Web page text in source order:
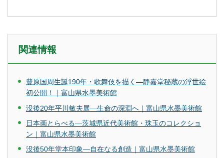
関連情報
豊原国周生誕190年・歌舞伎を描く―静嘉堂秘蔵の浮世絵
初公開！｜富山県水墨美術館
没後20年平川敏夫展―生命の深淵へ｜富山県水墨美術館
日本画とらべる―茨城県近代美術館・珠玉のコレクショ
ン｜富山県水墨美術館
没後50年堂本印象―自在なる創造｜富山県水墨美術館